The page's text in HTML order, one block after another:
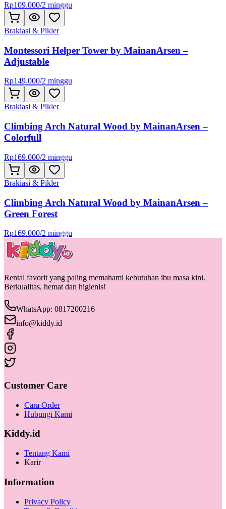
Rp109.000/2 minggu
Brakiasi & Pikler
Montessori Helper Tower by MainanArsen –
Adjustable
Rp149.000/2 minggu
Brakiasi & Pikler
Climbing Arch Natural Wood by MainanArsen –
Colorfull
Rp169.000/2 minggu
Brakiasi & Pikler
Climbing Arch Natural Wood by MainanArsen –
Green Forest
Rp169.000/2 minggu
Rental favorit yang paling memahami kebutuhan ibu masa kini.
Berkualitas, hemat dan higienis!
WhatsApp: 0817200216
info@kiddy.id
Customer Care
Cara Order
Hubungi Kami
Kiddy.id
Tentang Kami
Karir
Information
Privacy Policy